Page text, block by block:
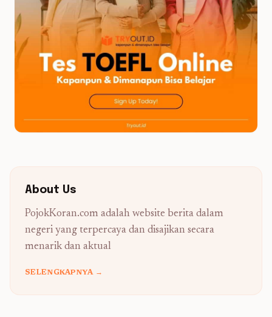
About Us
PojokKoran.com adalah website berita dalam
negeri yang terpercaya dan disajikan secara
menarik dan aktual
SELENGKAPNYA →